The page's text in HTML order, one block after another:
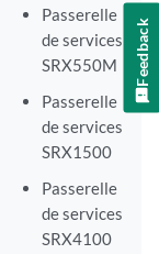
Passerelle
de services
SRX550M
Passerelle
de services
SRX1500
Passerelle
de services
SRX4100
Feedback